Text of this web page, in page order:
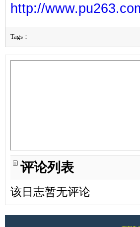
http://
Tags：
评论列表
该日志暂无评论